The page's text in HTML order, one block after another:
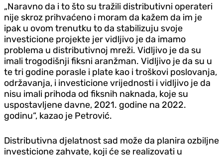
„Naravno da i to što su tražili distributivni operateri
nije skroz prihvaćeno i moram da kažem da im je
ipak u ovom trenutku to da stabilizuju svoje
investicione projekte jer vidljivo je da imamo
problema u distributivnoj mreži. Vidljivo je da su
imali trogodišnji fiksni aranžman. Vidljivo je da su u
te tri godine porasle i plate kao i troškovi poslovanja,
održavanja, i investicione vrijednosti i vidljivo je da
nisu imali prihoda od fiksnih naknada, koje su
uspostavljene davne, 2021. godine na 2022.
godinu“, kazao je Petrović.
Distributivna djelatnost sad može da planira ozbiljne
investicione zahvate, koji će se realizovati u